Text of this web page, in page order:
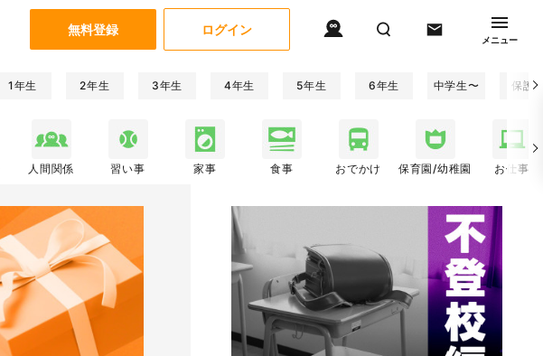
無料登録 ログイン
メニュー
1年生 2年生 3年生 4年生 5年生 6年生 中学生〜 保護
人間関係 習い事 家事 食事 おでかけ 保育園/幼稚園 お仕事